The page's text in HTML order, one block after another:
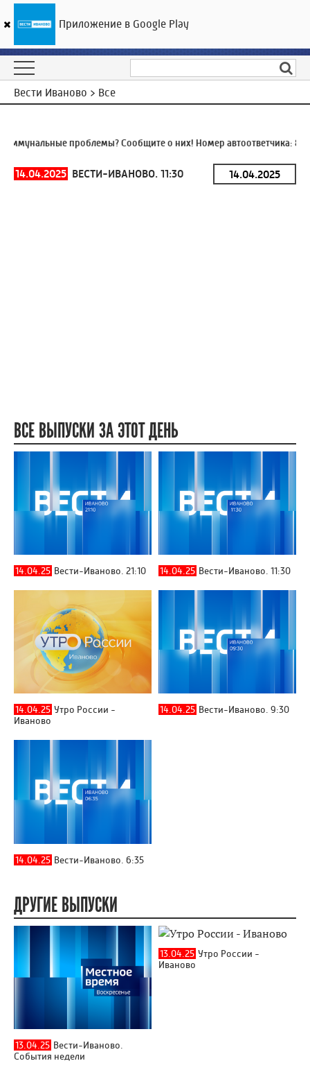
ГТРК «Ивтелерадио»
Вести Иваново > Все
проблемы? Сообщите о них! Номер автоответчика:8
14.04.2025 ВЕСТИ-ИВАНОВО. 11:30
ВСЕ ВЫПУСКИ ЗА ЭТОТ ДЕНЬ
14.04.25 Вести-Иваново. 21:10 14.04.25 Вести-Иваново. 11:30
14.04.25 Утро России -
Иваново
14.04.25 Вести-Иваново. 9:30
14.04.25 Вести-Иваново. 6:35
ДРУГИЕ ВЫПУСКИ
13.04.25 Вести-Иваново.
События недели
13.04.25 Утро России -
Иваново
Приложение в Google Play